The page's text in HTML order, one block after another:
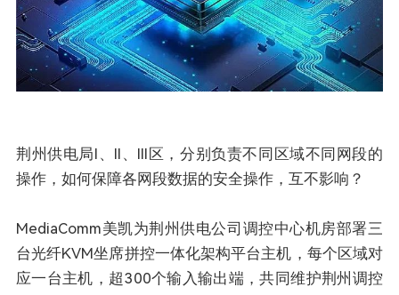
荆州供电局I、II、III区，分别负责不同区域不同网段的
操作，如何保障各网段数据的安全操作，互不影响？
MediaComm美凯为荆州供电公司调控中心机房部署三
台光纤KVM坐席拼控一体化架构平台主机，每个区域对
应一台主机，超300个输入输出端，共同维护荆州调控